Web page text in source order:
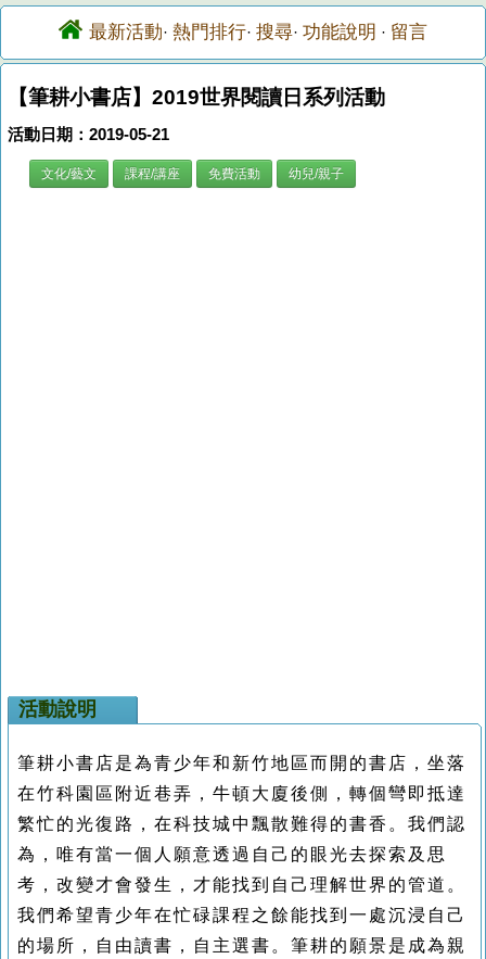
最新活動· 熱門排行· 搜尋· 功能說明 · 留言
【筆耕小書店】2019世界閱讀日系列活動
活動日期：2019-05-21
文化/藝文 課程/講座 免費活動 幼兒/親子
活動說明
筆耕小書店是為青少年和新竹地區而開的書店，坐落
在竹科園區附近巷弄，牛頓大廈後側，轉個彎即抵達
繁忙的光復路，在科技城中飄散難得的書香。我們認
為，唯有當一個人願意透過自己的眼光去探索及思
考，改變才會發生，才能找到自己理解世界的管道。
我們希望青少年在忙碌課程之餘能找到一處沉浸自己
的場所，自由讀書，自主選書。筆耕的願景是成為親